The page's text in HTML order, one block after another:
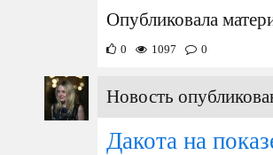
Опубликовала
0 1097 0
Новость
Дакота на